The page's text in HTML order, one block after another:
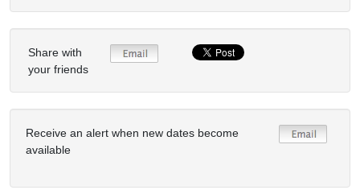
Share with
your friends
Receive an alert when new dates become
available